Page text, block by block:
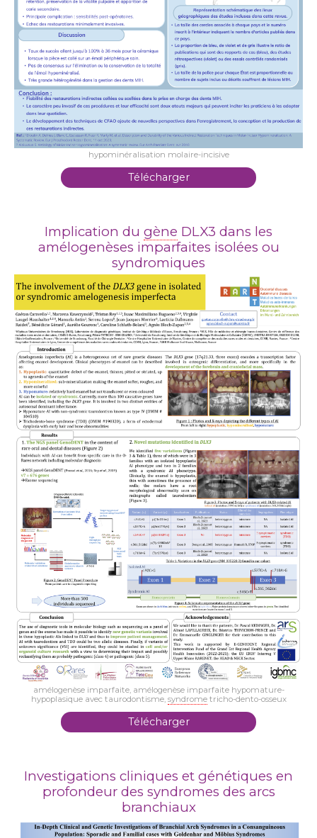
hypominéralisation molaire-incisive
Télécharger
Implication du gène DLX3 dans les
amélogenèses imparfaites isolées ou
syndromiques
amélogenèse imparfaite, amélogenèse imparfaite hypomature-
hypoplasique avec taurodontisme, syndrometricho-dento-osseux
Télécharger
Investigations cliniques et génétiques en
profondeur des syndromes des arcs
branchiaux